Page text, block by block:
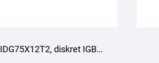
IDG75X12T2, diskret IGBT,